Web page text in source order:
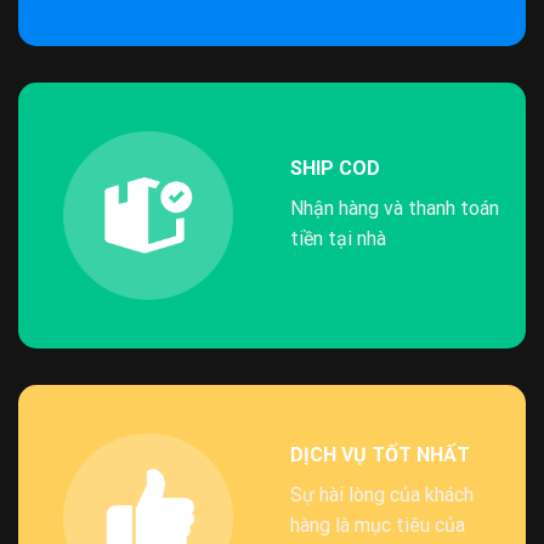
SHIP COD
Nhận hàng và thanh toán
tiền tại nhà
DỊCH VỤ TỐT NHẤT
Sự hài lòng của khách
hàng là mục tiêu của